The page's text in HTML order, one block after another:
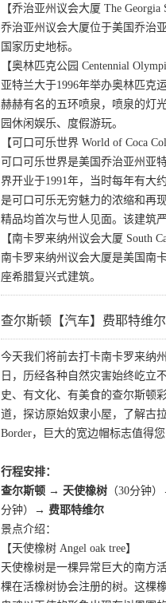
【乔治亚州议会大厦 The Georgia
乔治亚州议会大厦位于美国乔治
国家历史地标。
【奥林匹克公园 Centennial
亚特兰大于1996年举办奥林匹克
赫赫有名的五环喷泉，喷泉的灯
园休闲娱乐、度假游玩。
【可口可乐世界 World of Coca
可口可乐世界是美国乔治亚州亚
界开业于1991年，当时每年有大
是可口可乐无穷魅力的浓缩和再
精品均首次与世人见面。该建筑
【南卡罗来纳州议会大厦 South
南卡罗来纳州议会大厦是美国南
座希腊复兴式建筑。
查尔斯顿【汽车】费耶特维尔
今天我们将前去打卡南卡罗来纳
日，历经各种自然灾害始终屹立
史、有文化、有美食的查尔斯顿
道，探访原始奴隶小屋，了解古
Border，巨大的宽边帽标志值得
行程安排：
查尔斯顿 → 天使橡树 （30分钟
分钟）→ 费耶特维尔
景点介绍：
【天使橡树 Angel oak tree】
天使橡树是一棵异常巨大的南方
棵在活橡树协会注册的树。这棵